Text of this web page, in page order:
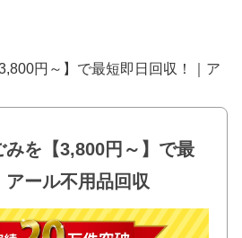
円～】で最短即日回収！｜ア
みを【3,800円～】で最
ール不用品回収